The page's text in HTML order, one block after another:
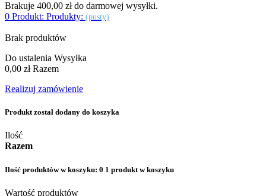
Brakuje 400,00 złdo darmowej wysyłki.
0 Produkt: Produkty: (pusty)
Brak produktów
Do ustalenia Wysyłka
0,00 zł Razem
Realizuj zamówienie
Produkt został dodany do koszyka
Ilość
Razem
Ilość produktów w koszyku: 0 1 produkt w koszyku
Wartość produktów